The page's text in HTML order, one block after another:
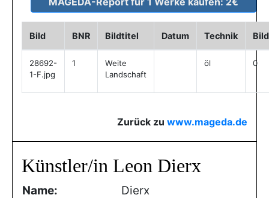
Bild BNR Bildtitel Datum Technik
28692-
1-F.jpg
1
Weite
Landschaft
öl 0
Zurück zu www.mageda.de
Künstler/in Leon Dierx
Name:
Dierx